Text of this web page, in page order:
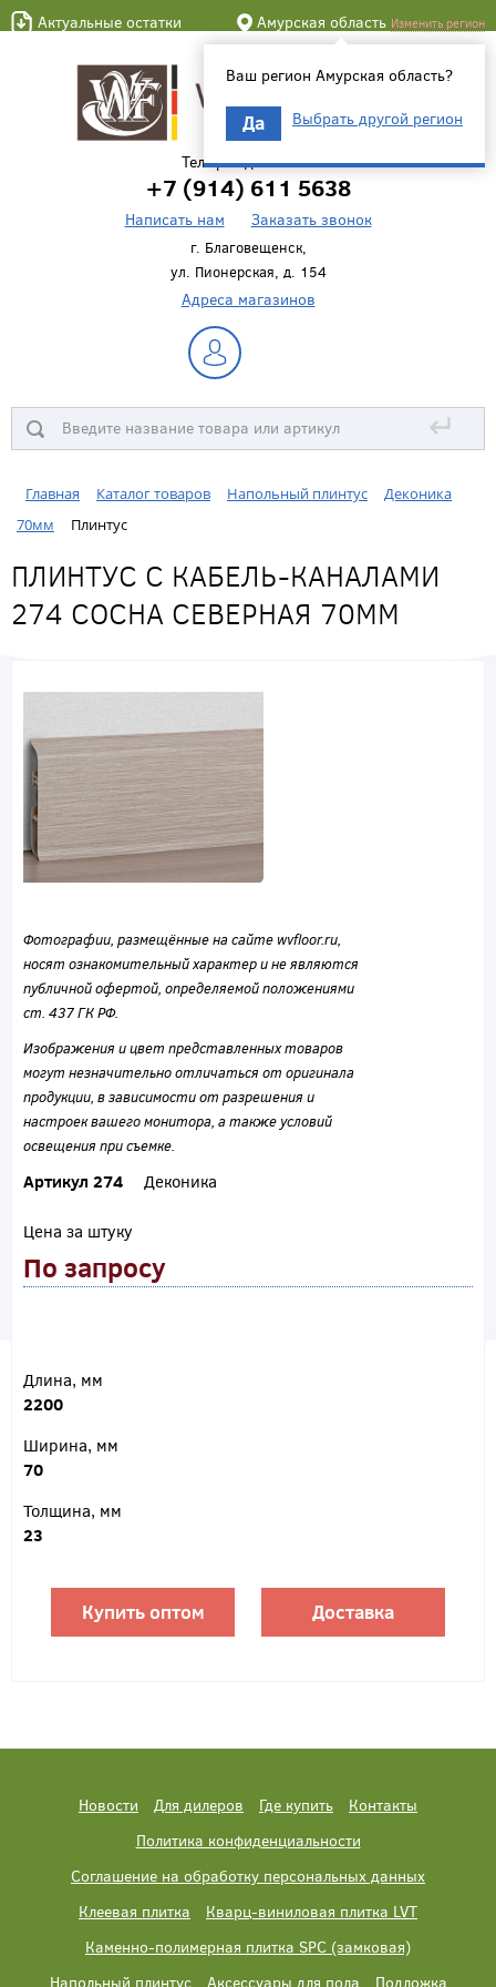
Актуальные остатки Амурская область Изменить регион
Ваш регион Амурская область?
Да Выбрать другой регион
Телефон для связи
+7 (914) 611 5638
Написать нам Заказать звонок
г. Благовещенск,
ул. Пионерская, д. 154
Адреса магазинов
↵
Главная Каталог товаров Напольный плинтус
Деконика
70мм
Плинтус
ПЛИНТУС С КАБЕЛЬ-КАНАЛАМИ
274 СОСНА СЕВЕРНАЯ 70ММ
Фотографии, размещённые на сайте wvfloor.ru,
носят ознакомительный характер и не являются
публичной офертой, определяемой положениями
ст. 437 ГК РФ.
Изображения и цвет представленных товаров
могут незначительно отличаться от оригинала
продукции, в зависимости от разрешения и
настроек вашего монитора, а также условий
освещения при съемке.
Артикул 274 Деконика
Цена за штуку
По запросу
Длина, мм
2200
Ширина, мм
70
Толщина, мм
23
Купить оптом Доставка
Новости Для дилеров Где купить
Контакты
Политика конфиденциальности
Соглашение на обработку персональных данных
Клеевая плитка
Кварц-виниловая плитка LVT
Каменно-полимерная плитка SPC (замковая)
Напольный плинтус
Аксессуары для пола Подложка